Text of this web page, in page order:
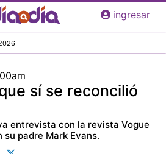
Pasar
al
principal
ingresar
sí se reconcilió
entrevista con la revista Vogue
padre Mark Evans.